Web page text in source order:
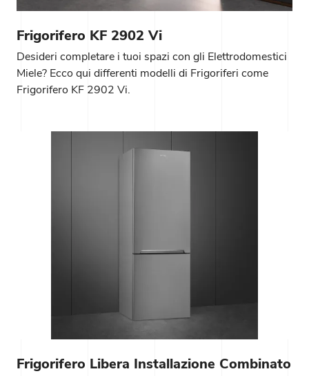
Frigorifero KF 2902 Vi
Desideri completare i tuoi spazi con gli Elettrodomestici
Miele? Ecco qui differenti modelli di Frigoriferi come
Frigorifero KF 2902 Vi.
Frigorifero Libera Installazione Combinato